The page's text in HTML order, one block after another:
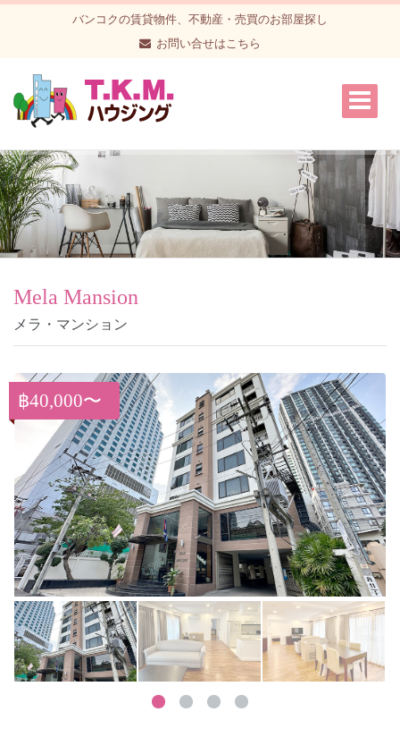
バンコクの賃貸物件、不動産・売買のお部屋探し
お問い合せはこちら
Mela Mansion
メラ・マンション
฿40,000〜